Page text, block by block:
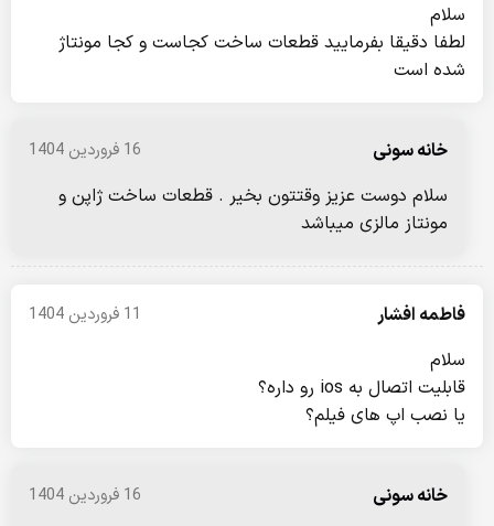
سلام
لطفا دقیقا بفرمایید قطعات ساخت کجاست و کجا مونتاژ
شده است
خانه سونی 16 فروردین 1404
سلام دوست عزیز وقتتون بخیر . قطعات ساخت ژاپن و
مونتاز مالزی میباشد
فاطمه افشار 11 فروردین 1404
سلام
قابلیت اتصال به ios رو داره؟
یا نصب اپ های فیلم؟
خانه سونی 16 فروردین 1404